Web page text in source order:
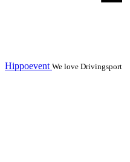
Hippoevent We love Drivingsport